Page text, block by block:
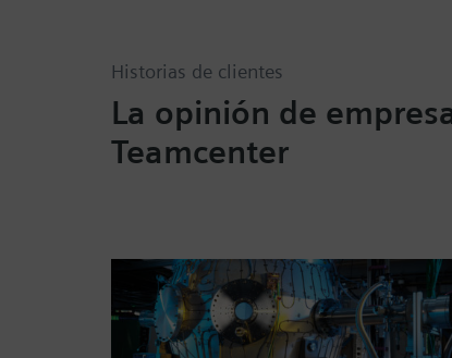
Historias de clientes
La opinión de
Teamcenter